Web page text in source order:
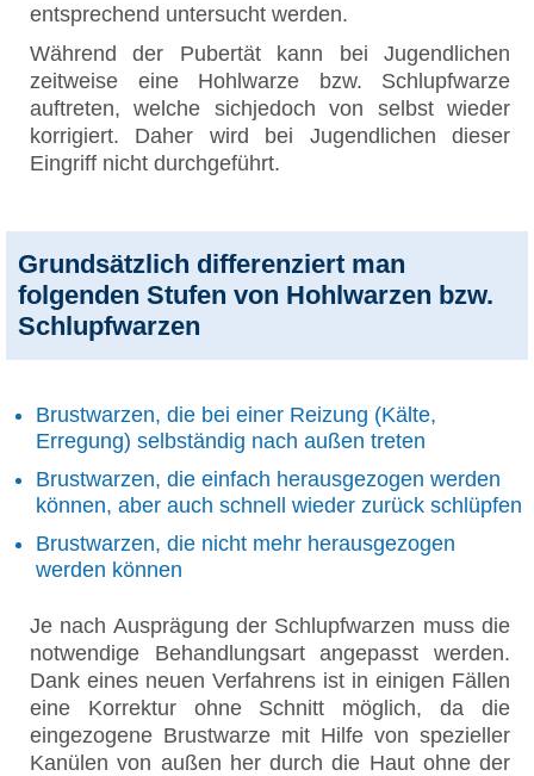
entsprechend untersucht werden.
Während der Pubertät kann bei Jugendlichen
zeitweise eine Hohlwarze bzw. Schlupfwarze
auftreten, welche sichjedoch von selbst wieder
korrigiert. Daher wird bei Jugendlichen dieser
Eingriff nicht durchgeführt.
Grundsätzlich differenziert man
folgenden Stufen von Hohlwarzen bzw.
Schlupfwarzen
Brustwarzen, die bei einer Reizung (Kälte,
Erregung) selbständig nach außen treten
Brustwarzen, die einfach herausgezogen werden
können, aber auch schnell wieder zurück schlüpfen
Brustwarzen, die nicht mehr herausgezogen
werden können
Je nach Ausprägung der Schlupfwarzen muss die
notwendige Behandlungsart angepasst werden.
Dank eines neuen Verfahrens ist in einigen Fällen
eine Korrektur ohne Schnitt möglich, da die
eingezogene Brustwarze mit Hilfe von spezieller
Kanülen von außen her durch die Haut ohne der